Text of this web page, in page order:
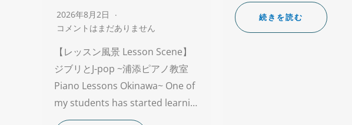
2026年8月2日
コメントはまだありません
【レッスン風景 Lesson Scene】
ジブリとJ-pop ~浦添ピアノ教室
Piano Lessons Okinawa~ One of
my students has started learni…
続きを読む